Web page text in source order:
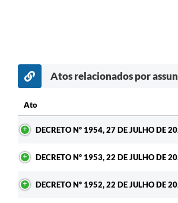
Atos relacionados por
Ato
DECRETO Nº 1954, 27 DE JULHO DE
DECRETO Nº 1953, 22 DE JULHO DE
DECRETO Nº 1952, 22 DE JULHO DE